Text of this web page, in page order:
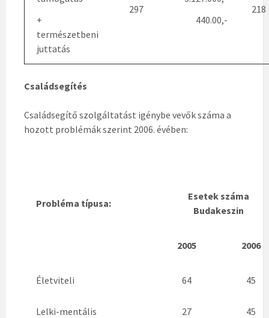
+
természetbeni
juttatás
297
440.00,-
218
Családsegítés
Családsegítő szolgáltatást igénybe vevők száma a
hozott problémák szerint 2006. évében:
Probléma típusa:
Esetek száma
Budakeszin
2005 2006
Életviteli 64 45
Lelki-mentális 27 45